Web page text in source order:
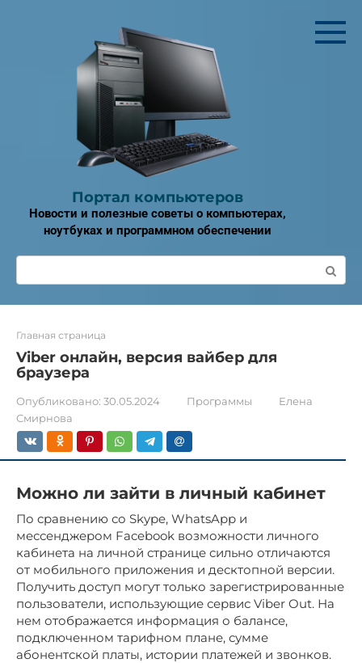
Портал компьютеров
Новости и полезные советы о компьютерах,
ноутбуках и программном обеспечении
Поиск:
Главная страница
Viber онлайн, версия вайбер для
браузера
Опубликовано: 30.05.2024 Программы
Елена
Смирнова
Можно ли зайти в личный кабинет
По сравнению со Skype, WhatsApp и
мессенджером Facebook возможности личного
кабинета на личной странице сильно отличаются
от мобильного приложения и десктопной версии.
Получить доступ могут только зарегистрированные
пользователи, использующие сервис Viber Out. На
нем отображается информация о балансе,
подключенном тарифном плане, сумме
абонентской платы, истории платежей и звонков.